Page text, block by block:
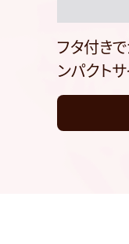
フタ付き
ンパクト